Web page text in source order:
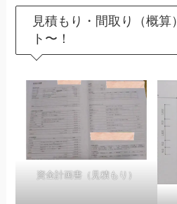
見積もり・間取り（概算
ト〜！
資金計画書（見積もり）